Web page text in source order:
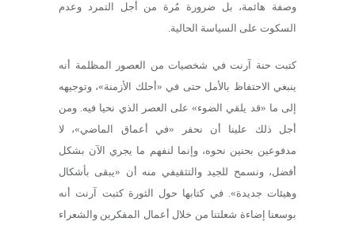
وصفة هائمة، بل ضرورة مُرة من أجل التمرد وعدم
السكوت على السياسة الحالية.
كتبت حنة آرنت في شخصيات من العصور المظلمة أنه
ينبغي الاحتفاظ بالأمل حتى في «أحلك الأزمنة»، وتوجيهه
إلى ما «قد يلقي الضوء» على العصر الذي نحيا فيه. ومن
أجل ذلك علينا أن نحفر «في أعماق الماضي»، لا
مدفوعين بحنين نحوه، وإنما لنفهم ما يجري الآن بشكل
أفضل، ونسمح للجيد والتثقيفي منه أن «يبقى بأشكال
وهيئات جديدة». في كتابها حول الثورة كتبت آرنت أنه
بوسعنا إضاءة شعلتنا من خلال أعمال المفكرين والشعراء